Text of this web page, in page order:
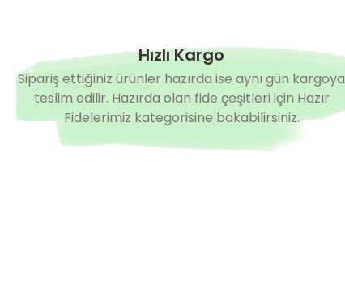
Hızlı Kargo
Sipariş ettiğiniz ürünler hazırda ise aynı gün kargoya
teslim edilir. Hazırda olan fide çeşitleri için Hazır
Fidelerimiz kategorisine bakabilirsiniz.